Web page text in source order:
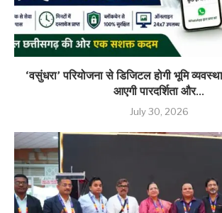
‘वसुंधरा’ परियोजना से डिजिटल होगी भूमि
आएगी पारदर्शिता और...
July 30, 2026